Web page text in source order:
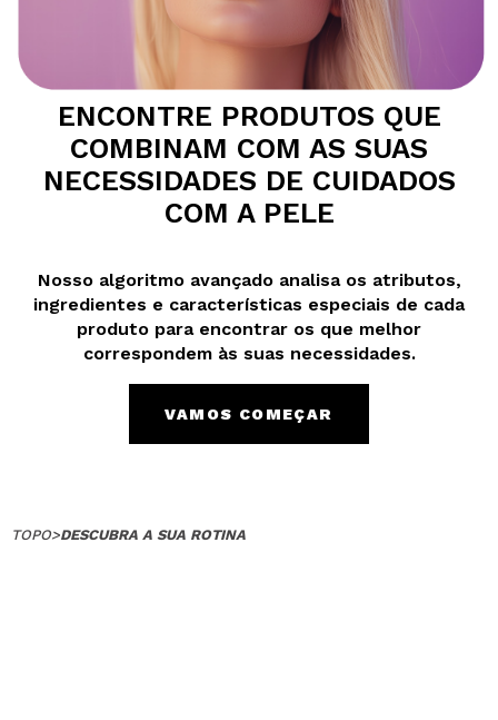
Ao criar uma conta no Maquibeauty.pt pode fazer as suas
compras rapidamente, verificar o estado das suas
encomendas e consultar as suas operações anteriores.
CRIAR CONTA
TOPO>DESCUBRA A SUA ROTINA